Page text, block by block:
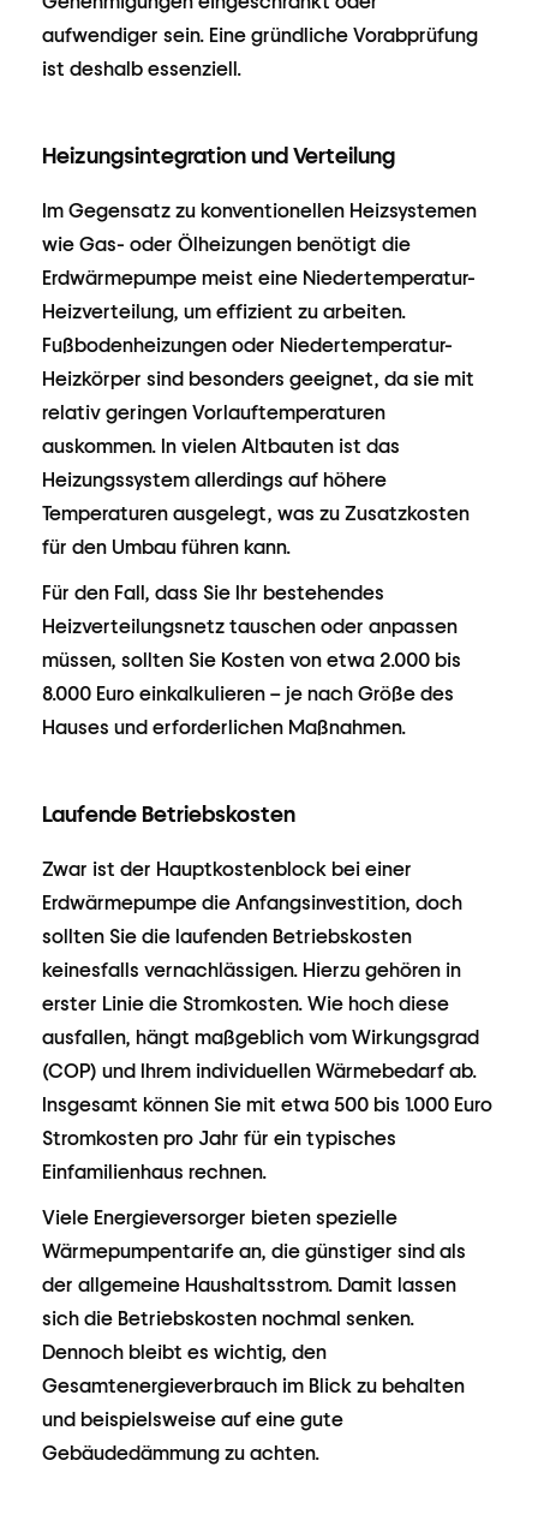
aufwendiger sein. Eine gründliche Vorabprüfung
ist deshalb essenziell.
Heizungsintegration und Verteilung
Im Gegensatz zu konventionellen Heizsystemen
wie Gas- oder Ölheizungen benötigt die
Erdwärmepumpe meist eine Niedertemperatur-
Heizverteilung, um effizient zu arbeiten.
Fußbodenheizungen oder Niedertemperatur-
Heizkörper sind besonders geeignet, da sie mit
relativ geringen Vorlauftemperaturen
auskommen. In vielen Altbauten ist das
Heizungssystem allerdings auf höhere
Temperaturen ausgelegt, was zu Zusatzkosten
für den Umbau führen kann.
Für den Fall, dass Sie Ihr bestehendes
Heizverteilungsnetz tauschen oder anpassen
müssen, sollten Sie Kosten von etwa 2.000 bis
8.000 Euro einkalkulieren – je nach Größe des
Hauses und erforderlichen Maßnahmen.
Laufende Betriebskosten
Zwar ist der Hauptkostenblock bei einer
Erdwärmepumpe die Anfangsinvestition, doch
sollten Sie die laufenden Betriebskosten
keinesfalls vernachlässigen. Hierzu gehören in
erster Linie die Stromkosten. Wie hoch diese
ausfallen, hängt maßgeblich vom Wirkungsgrad
(COP) und Ihrem individuellen Wärmebedarf ab.
Insgesamt können Sie mit etwa 500 bis 1.000 Euro
Stromkosten pro Jahr für ein typisches
Einfamilienhaus rechnen.
Viele Energieversorger bieten spezielle
Wärmepumpentarife an, die günstiger sind als
der allgemeine Haushaltsstrom. Damit lassen
sich die Betriebskosten nochmal senken.
Dennoch bleibt es wichtig, den
Gesamtenergieverbrauch im Blick zu behalten
und beispielsweise auf eine gute
Gebäudedämmung zu achten.